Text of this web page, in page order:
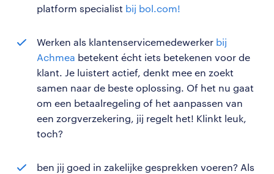
platform specialist bij bol.com!
Werken als klantenservicemedewerker bij
Achmea betekent écht iets betekenen voor de
klant. Je luistert actief, denkt mee en zoekt
samen naar de beste oplossing. Of het nu gaat
om een betaalregeling of het aanpassen van
een zorgverzekering, jij regelt het! Klinkt leuk,
toch?
ben jij goed in zakelijke gesprekken voeren? Als